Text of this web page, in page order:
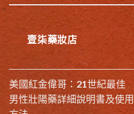
壹柒藥妝店
美國紅金偉哥：21世紀最佳
男性壯陽藥詳細說明書及使用